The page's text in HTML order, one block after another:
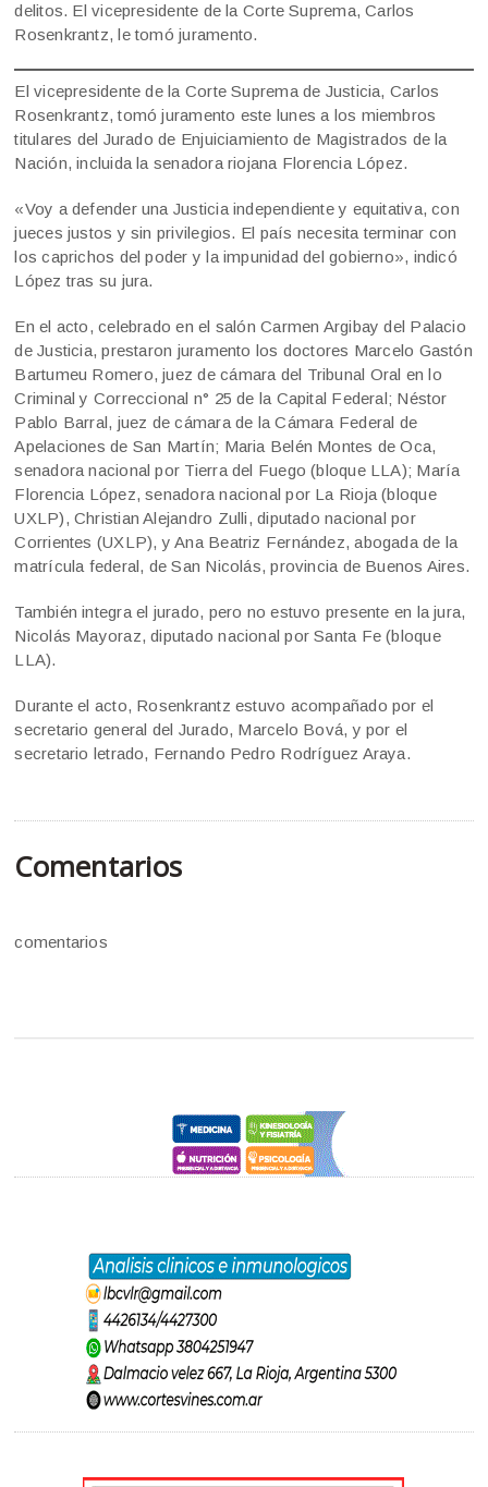
delitos. El vicepresidente de la Corte Suprema, Carlos
Rosenkrantz, le tomó juramento.
El vicepresidente de la Corte Suprema de Justicia, Carlos
Rosenkrantz, tomó juramento este lunes a los miembros
titulares del Jurado de Enjuiciamiento de Magistrados de la
Nación, incluida la senadora riojana Florencia López.
«Voy a defender una Justicia independiente y equitativa, con
jueces justos y sin privilegios. El país necesita terminar con
los caprichos del poder y la impunidad del gobierno», indicó
López tras su jura.
En el acto, celebrado en el salón Carmen Argibay del Palacio
de Justicia, prestaron juramento los doctores Marcelo Gastón
Bartumeu Romero, juez de cámara del Tribunal Oral en lo
Criminal y Correccional n° 25 de la Capital Federal; Néstor
Pablo Barral, juez de cámara de la Cámara Federal de
Apelaciones de San Martín; Maria Belén Montes de Oca,
senadora nacional por Tierra del Fuego (bloque LLA); María
Florencia López, senadora nacional por La Rioja (bloque
UXLP), Christian Alejandro Zulli, diputado nacional por
Corrientes (UXLP), y Ana Beatriz Fernández, abogada de la
matrícula federal, de San Nicolás, provincia de Buenos Aires.
También integra el jurado, pero no estuvo presente en la jura,
Nicolás Mayoraz, diputado nacional por Santa Fe (bloque
LLA).
Durante el acto, Rosenkrantz estuvo acompañado por el
secretario general del Jurado, Marcelo Bová, y por el
secretario letrado, Fernando Pedro Rodríguez Araya.
Comentarios
comentarios